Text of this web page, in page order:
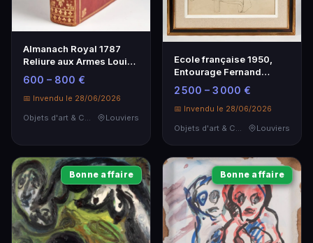
Almanach Royal 1787
Reliure aux Armes Louis-
Etienne de Saint-Farre
600 – 800 €
📅 Invendu le 28/06/2026
Louviers
Ecole française 1950,
Entourage Fernand
Léger, Graphite sur
Papier 90x59 cm
2 500 – 3 000 €
📅 Invendu le 28/06/2026
Objets d'art & Curiosités
Louviers
Bonne affaire Bonne affaire